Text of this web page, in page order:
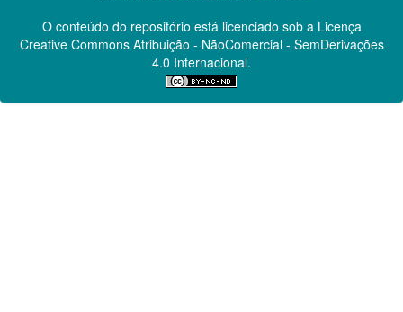
O conteúdo do repositório está licenciado sob a Licença
Creative CommonsAtribuição - NãoComercial - SemDerivações
4.0 Internacional.